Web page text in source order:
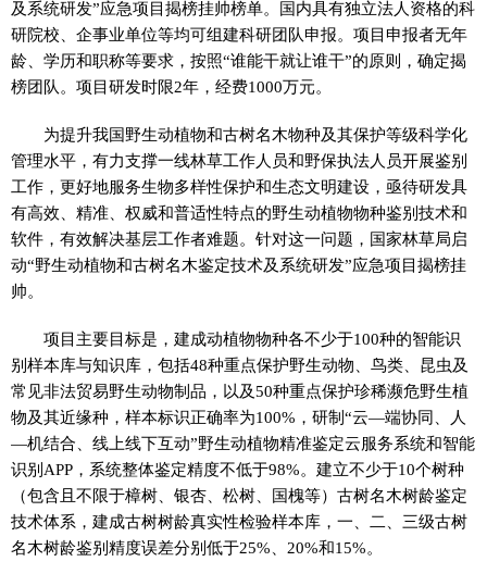
及系统研发”应急项目揭榜挂帅榜单。国内具有独立法人资格的科
研院校、企事业单位等均可组建科研团队申报。项目申报者无年
龄、学历和职称等要求，按照“谁能干就让谁干”的原则，确定揭
榜团队。项目研发时限2年，经费1000万元。
为提升我国野生动植物和古树名木物种及其保护等级科学化
管理水平，有力支撑一线林草工作人员和野保执法人员开展鉴别
工作，更好地服务生物多样性保护和生态文明建设，亟待研发具
有高效、精准、权威和普适性特点的野生动植物物种鉴别技术和
软件，有效解决基层工作者难题。针对这一问题，国家林草局启
动“野生动植物和古树名木鉴定技术及系统研发”应急项目揭榜挂
帅。
项目主要目标是，建成动植物物种各不少于100种的智能识
别样本库与知识库，包括48种重点保护野生动物、鸟类、昆虫及
常见非法贸易野生动物制品，以及50种重点保护珍稀濒危野生植
物及其近缘种，样本标识正确率为100%，研制“云—端协同、人
—机结合、线上线下互动”野生动植物精准鉴定云服务系统和智能
识别APP，系统整体鉴定精度不低于98%。建立不少于10个树种
（包含且不限于樟树、银杏、松树、国槐等）古树名木树龄鉴定
技术体系，建成古树树龄真实性检验样本库，一、二、三级古树
名木树龄鉴别精度误差分别低于25%、20%和15%。